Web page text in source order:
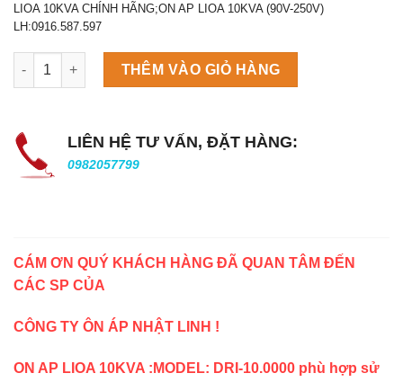
LIOA 10KVA CHÍNH HÃNG;ON AP LIOA 10KVA (90V-250V)
LH:0916.587.597
Máy làm đá viên Scotsman NW458AS số lượng
THÊM VÀO GIỎ HÀNG
LIÊN HỆ TƯ VẤN, ĐẶT HÀNG:
0982057799
CÁM ƠN QUÝ KHÁCH HÀNG ĐÃ QUAN TÂM ĐẾN
CÁC SP CỦA
CÔNG TY ÔN ÁP NHẬT LINH !
ON AP LIOA 10KVA :MODEL: DRI-10.0000 phù hợp sử